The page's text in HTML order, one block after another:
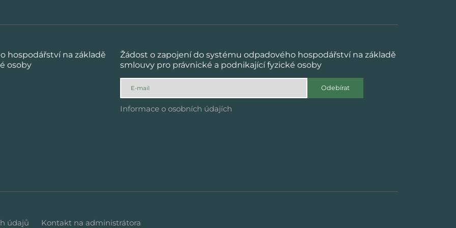
hospodářství na základě
osoby
Žádost o zapojení do systému odpadového hospodářství na základě
smlouvy pro právnické a podnikající fyzické osoby
Odebírat
Informace o osobních údajích
údajů Kontakt na administrátora